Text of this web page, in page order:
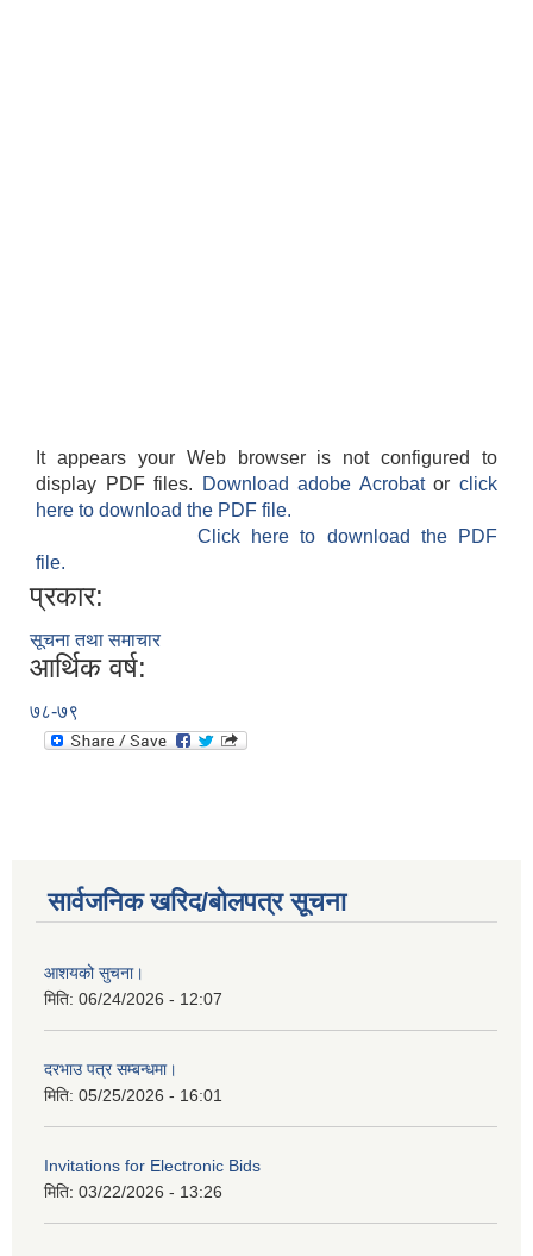
It appears your Web browser is not configured to
display PDF files.
Download adobe Acrobatorclick
here to download the PDF file.
Click here to download the PDF
file.
प्रकार:
सूचना तथा समाचार
आर्थिक वर्ष:
७८-७९
सार्वजनिक खरिद/बोलपत्र सूचना
आशयको सुचना।
मिति: 06/24/2026 - 12:07
दरभाउ पत्र सम्बन्धमा।
मिति: 05/25/2026 - 16:01
Invitations for Electronic Bids
मिति: 03/22/2026 - 13:26